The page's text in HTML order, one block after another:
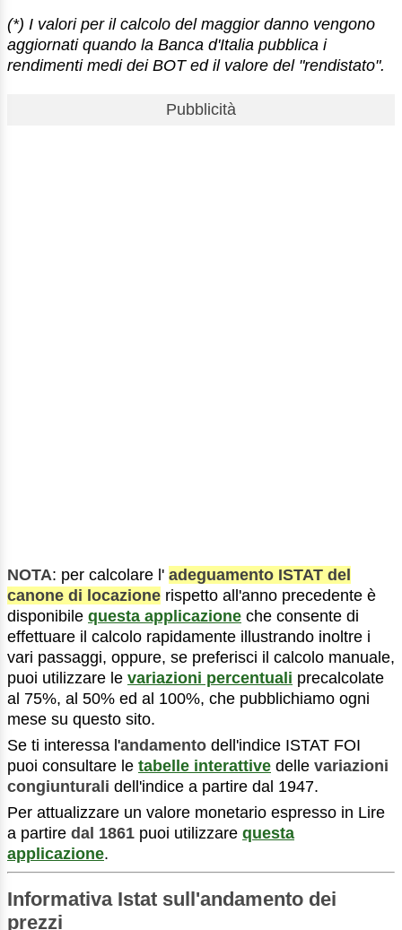
(*) I valori per il calcolo del maggior danno vengono
aggiornati quando la Banca d'Italia pubblica i
rendimenti medi dei BOT ed il valore del "rendistato".
Pubblicità
NOTA: per calcolare l' adeguamento ISTAT del
canone di locazione rispetto all'anno precedente è
disponibile questa applicazione che consente di
effettuare il calcolo rapidamente illustrando inoltre i
vari passaggi, oppure, se preferisci il calcolo manuale,
puoi utilizzare le variazioni percentuali precalcolate
al 75%, al 50% ed al 100%, che pubblichiamo ogni
mese su questo sito.
Se ti interessa l'andamento dell'indice ISTAT FOI
puoi consultare le tabelle interattive delle variazioni
congiunturali dell'indice a partire dal 1947.
Per attualizzare un valore monetario espresso in Lire
a partire dal 1861 puoi utilizzare questa
applicazione.
Informativa Istat sull'andamento dei
prezzi